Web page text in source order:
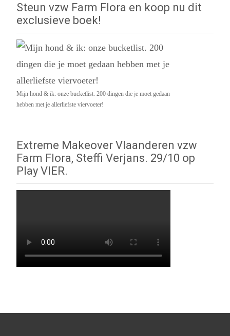
Steun vzw Farm Flora en koop nu dit
exclusieve boek!
Mijn hond & ik: onze bucketlist. 200 dingen die je moet gedaan
hebben met je allerliefste viervoeter!
Extreme Makeover Vlaanderen vzw
Farm Flora, Steffi Verjans. 29/10 op
Play VIER.